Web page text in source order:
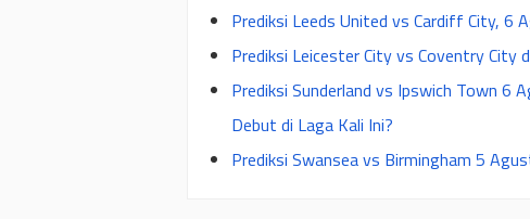
Prediksi Leeds United vs Cardiff City, 6
Prediksi Leicester City vs Coventry City
Prediksi Sunderland vs Ipswich Town 6
Debut di Laga Kali Ini?
Prediksi Swansea vs Birmingham 5